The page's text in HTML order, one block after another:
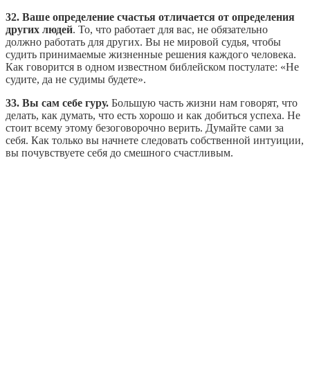
32. Ваше определение счастья отличается от определения
других людей. То, что работает для вас, не обязательно
должно работать для других. Вы не мировой судья, чтобы
судить принимаемые жизненные решения каждого человека.
Как говорится в одном известном библейском постулате: «Не
судите, да не судимы будете».
33. Вы сам себе гуру. Большую часть жизни нам говорят, что
делать, как думать, что есть хорошо и как добиться успеха. Не
стоит всему этому безоговорочно верить. Думайте сами за
себя. Как только вы начнете следовать собственной интуиции,
вы почувствуете себя до смешного счастливым.